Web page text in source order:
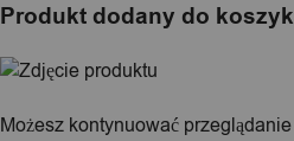
Produkt dodany do
Możesz kontynuować